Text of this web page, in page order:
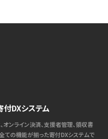
DXシステム
オンライン決済、支援者管理、領収書
ての機能が揃った寄付DXシステムで